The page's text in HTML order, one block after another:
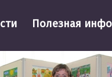
Полезная
конкурс детских